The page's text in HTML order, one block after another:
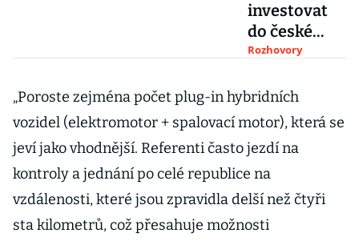
investovat
do české
gigafactory.
vláda nás
neoslovila,
vicepreziden
tka Evropské
investiční
banky
Rozhovory
„Poroste zejména počet plug-in hybridních
vozidel (elektromotor + spalovací motor), která se
jeví jako vhodnější. Referenti často jezdí na
kontroly a jednání po celé republice na
vzdálenosti, které jsou zpravidla delší než čtyři
sta kilometrů, což přesahuje možnosti